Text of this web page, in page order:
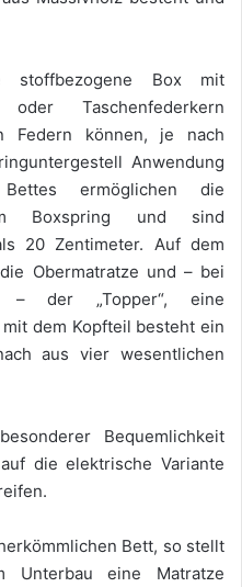
Box mit
Taschenfederkern
Federn können, je nach
Anwendung
ermöglichen die
Boxspring und sind
20 Zentimeter. Auf dem
Obermatratze und – bei
– der „Topper“, eine
dem Kopfteil besteht ein
aus vier wesentlichen
Bequemlichkeit
die elektrische Variante
Bett, so stellt
eine Matratze